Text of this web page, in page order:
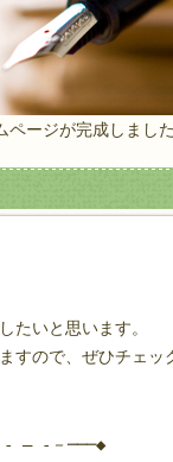
ージが完成しました
たいと思います。
すので、ぜひチェッ
───◆